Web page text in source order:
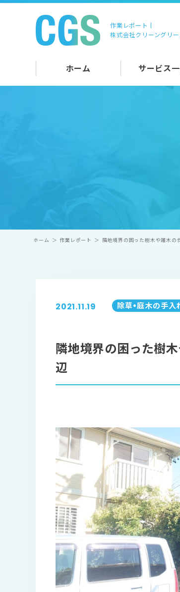
作業レポート |
株式会社クリーングリ
ホーム サービス
ホーム ＞ 作業レポート ＞ 隣地境界の困った樹木や雑木
2021.11.19 除草•庭⽊の⼿⼊
隣地境界の困った樹
辺